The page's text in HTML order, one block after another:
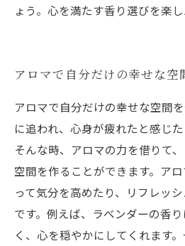
ょう。心を満たす香り選びを楽し
アロマで自分だけの幸せな空
アロマで自分だけの幸せな空間
に追われ、心身が疲れたと感じ
そんな時、アロマの力を借りて
空間を作ることができます。ア
って気分を高めたり、リフレッ
です。例えば、ラベンダーの香
く、心を穏やかにしてくれます